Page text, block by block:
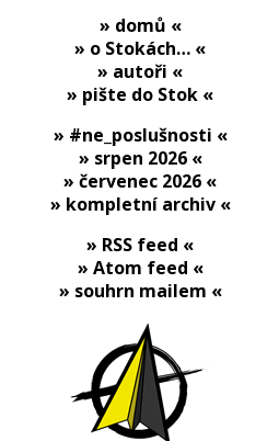
» domů «
» o Stokách… «
» autoři «
» pište do Stok «
» #ne_poslušnosti «
» srpen 2026 «
» červenec 2026 «
» kompletní archiv «
» RSS feed «
» Atom feed «
» souhrn mailem «